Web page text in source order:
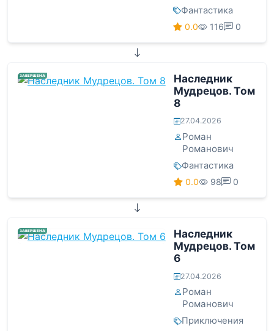
Фантастика
0.0 116 0
ЗАВЕРШЕНА
Наследник
Мудрецов. Том
8
27.04.2026
Роман
Романович
Фантастика
0.0 98 0
ЗАВЕРШЕНА
Наследник
Мудрецов. Том
6
27.04.2026
Роман
Романович
Приключения